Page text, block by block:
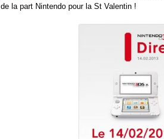
de la part Nintendo pour la St Valentin !